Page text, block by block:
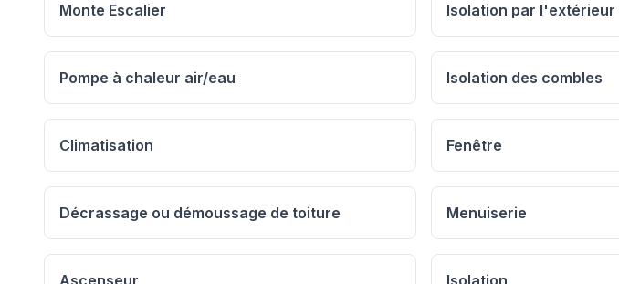
Monte Escalier Isolation par l'extérieur
Pompe à chaleur air/eau Isolation des combles
Climatisation Fenêtre
Décrassage ou démoussage de toiture Menuiserie
Ascenseur Isolation